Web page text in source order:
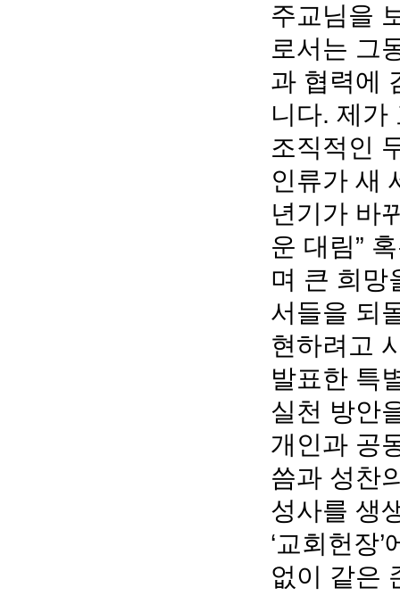
주교님을
로서는 그
과 협력에
니다. 제가
조직적인
인류가 새
년기가 바
운 대림”
며 큰 희망
서들을 되
현하려고
발표한 특
실천 방안
개인과 공
씀과 성찬
성사를 생
‘교회헌장
없이 같은